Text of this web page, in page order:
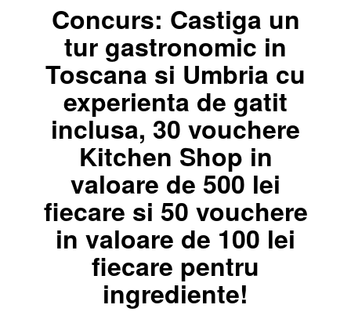
Concurs: Castiga un
tur gastronomic in
Toscana si Umbria cu
experienta de gatit
inclusa, 30 vouchere
Kitchen Shop in
valoare de 500 lei
fiecare si 50 vouchere
in valoare de 100 lei
fiecare pentru
ingrediente!